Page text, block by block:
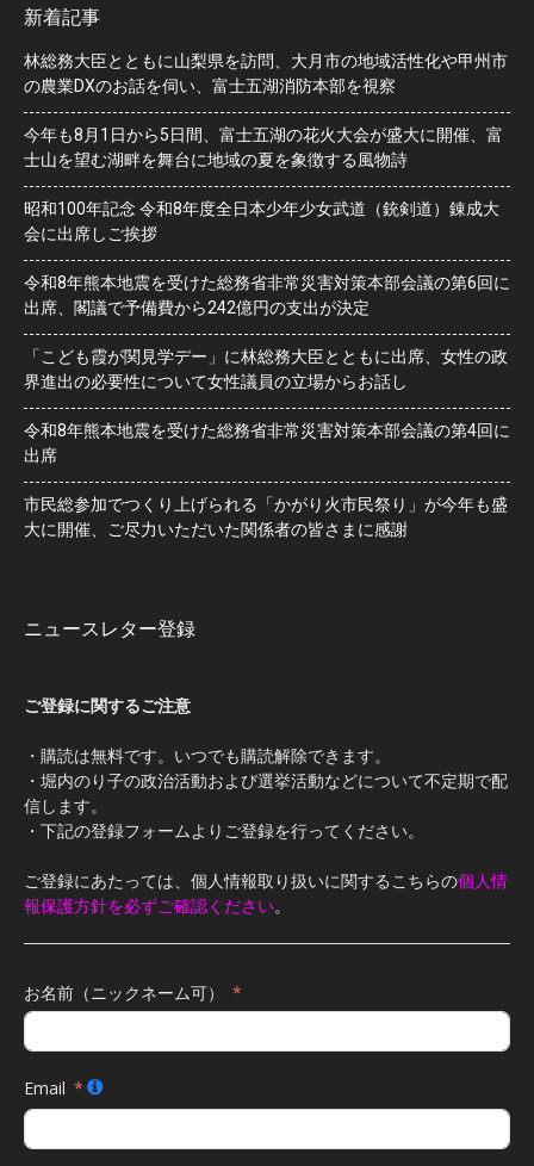
新着記事
林総務大臣とともに山梨県を訪問、大月市の地域活性化や甲州市
の農業DXのお話を伺い、富士五湖消防本部を視察
今年も8月1日から5日間、富士五湖の花火大会が盛大に開催、富
士山を望む湖畔を舞台に地域の夏を象徴する風物詩
昭和100年記念 令和8年度全日本少年少女武道（銃剣道）錬成大
会に出席しご挨拶
令和8年熊本地震を受けた総務省非常災害対策本部会議の第6回に
出席、閣議で予備費から242億円の支出が決定
「こども霞が関見学デー」に林総務大臣とともに出席、女性の政
界進出の必要性について女性議員の立場からお話し
令和8年熊本地震を受けた総務省非常災害対策本部会議の第4回に
出席
市民総参加でつくり上げられる「かがり火市民祭り」が今年も盛
大に開催、ご尽力いただいた関係者の皆さまに感謝
ニュースレター登録
ご登録に関するご注意
・購読は無料です。いつでも購読解除できます。
・堀内のり子の政治活動および選挙活動などについて不定期で配
信します。
・下記の登録フォームよりご登録を行ってください。
ご登録にあたっては、個人情報取り扱いに関するこちらの個人情
報保護方針を必ずご確認ください。
お名前（ニックネーム可）
Email